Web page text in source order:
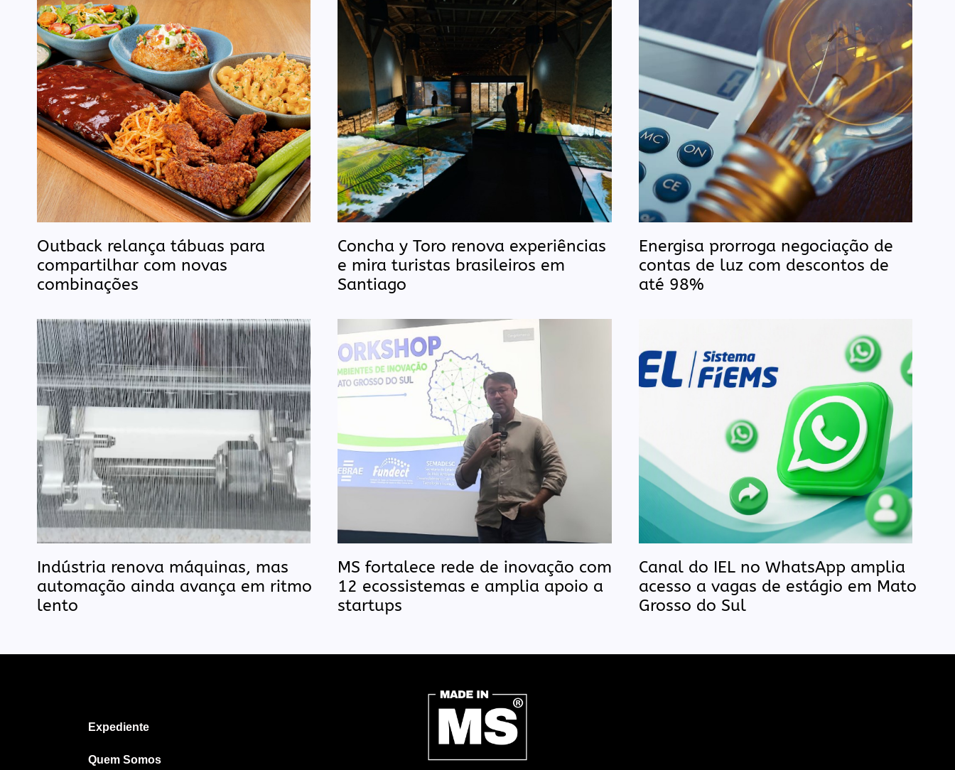
Outback relança tábuas para
compartilhar com novas
combinações
Concha y Toro renova experiências
e mira turistas brasileiros em
Santiago
Energisa prorroga negociação de
contas de luz com descontos de
até 98%
Indústria renova máquinas, mas
automação ainda avança em ritmo
lento
MS fortalece rede de inovação com
12 ecossistemas e amplia apoio a
startups
Canal do IEL no WhatsApp amplia
acesso a vagas de estágio em Mato
Grosso do Sul
Expediente
Quem Somos